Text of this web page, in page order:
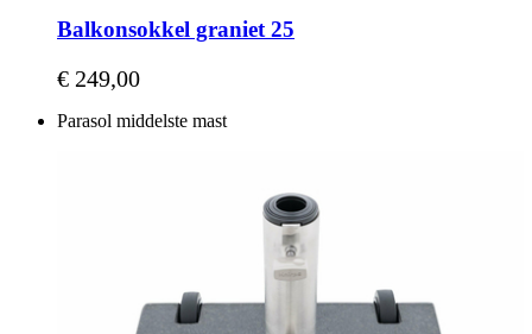
Balkonsokkel graniet 25
€ 249,00
Parasol middelste mast